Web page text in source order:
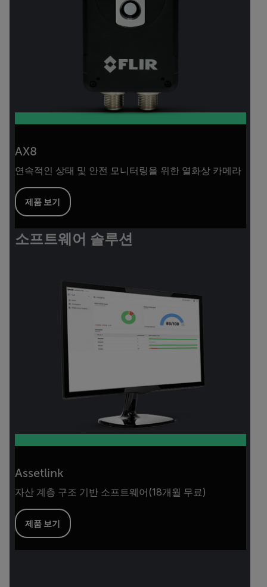
AX8
연속적인 상태 및 안전 모니터링을 위한 열화상 카메라
제품 보기
소프트웨어 솔루션
Assetlink
자산 계층 구조 기반 소프트웨어(18개월 무료)
제품 보기